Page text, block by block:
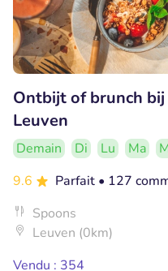
Ontbijt of brunch
Leuven
Demain Di Lu Ma
9.6
Parfait • 127
Spoons
Leuven (0km)
Vendu : 354